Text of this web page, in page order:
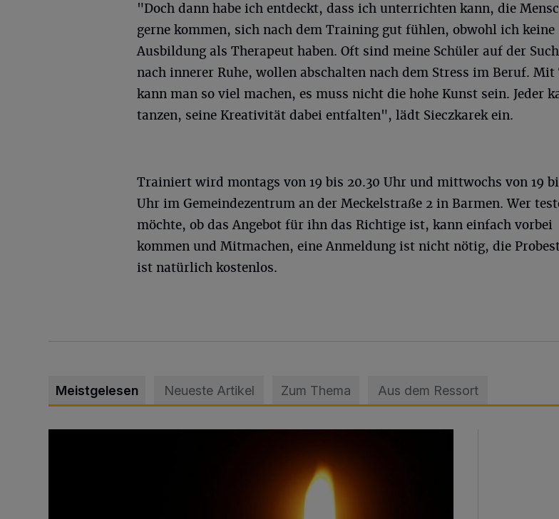
"Doch dann habe ich entdeckt, dass ich unterrichten kann, die
gerne kommen, sich nach dem Training gut fühlen, obwohl ich keine
Ausbildung als Therapeut haben. Oft sind meine Schüler auf der
nach innerer Ruhe, wollen abschalten nach dem Stress im Beruf. Mit
kann man so viel machen, es muss nicht die hohe Kunst sein. Jeder
tanzen, seine Kreativität dabei entfalten", lädt Sieczkarek ein.
Trainiert wird montags von 19 bis 20.30 Uhr und mittwochs von 19
Uhr im Gemeindezentrum an der Meckelstraße 2 in Barmen. Wer
möchte, ob das Angebot für ihn das Richtige ist, kann einfach vorbei
kommen und Mitmachen, eine Anmeldung ist nicht nötig, die
ist natürlich kostenlos.
Meistgelesen Neueste Artikel Zum Thema Aus dem Ressort